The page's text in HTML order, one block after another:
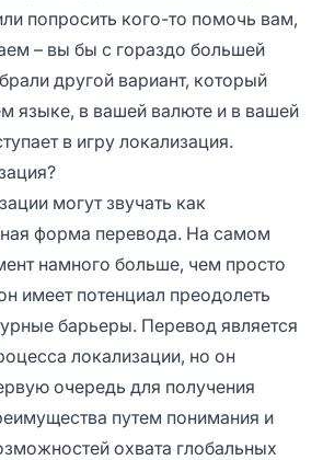
попросить кого-то помочь вам,
– вы бы с гораздо большей
другой вариант, который
языке, в вашей валюте и в вашей
в игру локализация.
могут звучать как
форма перевода. На самом
намного больше, чем просто
имеет потенциал преодолеть
барьеры. Перевод является
локализации, но он
очередь для получения
путем понимания и
охвата глобальных